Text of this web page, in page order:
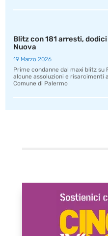
Blitz con 181 arresti,
Nuova
19 Marzo 2026
Prime condanne dal maxi blitz su
alcune assoluzioni e risarcimenti
Comune di Palermo